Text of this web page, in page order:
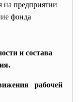
на предприятии
фонда
и состава
рабочей